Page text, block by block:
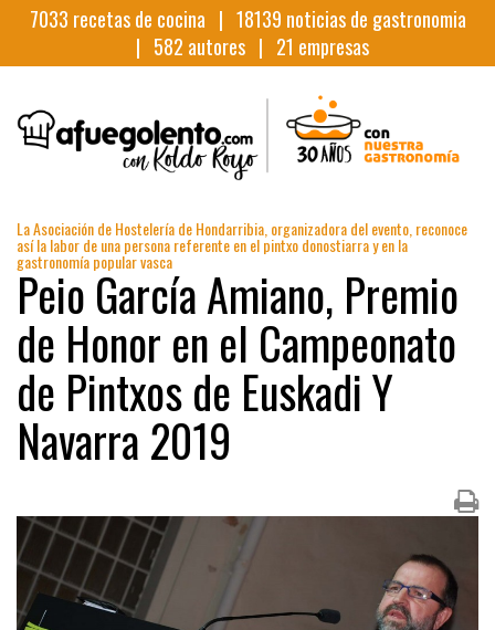
7033 recetas de cocina | 18139 noticias de gastronomia
| 582 autores | 21 empresas
La Asociación de Hostelería de Hondarribia, organizadora del evento, reconoce
así la labor de una persona referente en el pintxo donostiarra y en la
gastronomía popular vasca
Peio García Amiano, Premio
de Honor en el Campeonato
de Pintxos de Euskadi Y
Navarra 2019